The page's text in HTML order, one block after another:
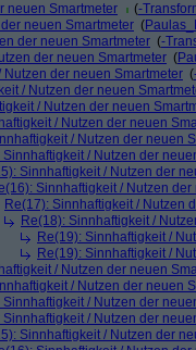
neuen Smartmeter (-
neuen Smartmeter (
der neuen Smartmeter (-
der neuen Smartmeter (
Nutzen der neuen Smartmeter (
/ Nutzen der neuen
/ Nutzen der neuen
/ Nutzen der neuen
/ Nutzen der neuen
Sinnhaftigkeit / Nutzen der
Sinnhaftigkeit / Nutzen der
Sinnhaftigkeit / Nutzen
Re(17): Sinnhaftigkeit / Nutzen
Re(18): Sinnhaftigkeit /
Re(19): Sinnhaftigkeit /
Re(19): Sinnhaftigkeit /
/ Nutzen der neuen
/ Nutzen der neuen
Sinnhaftigkeit / Nutzen der
Sinnhaftigkeit / Nutzen der
Sinnhaftigkeit / Nutzen der